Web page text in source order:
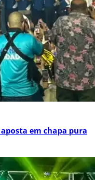
em chapa pura